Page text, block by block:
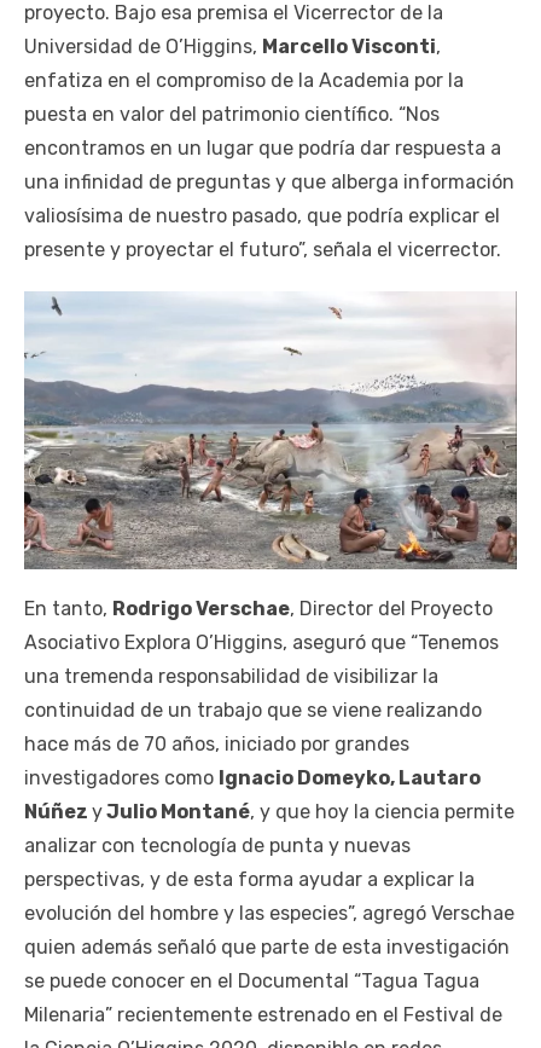
proyecto. Bajo esa premisa el Vicerrector de la
Universidad de O’Higgins, Marcello Visconti,
enfatiza en el compromiso de la Academia por la
puesta en valor del patrimonio científico. “Nos
encontramos en un lugar que podría dar respuesta a
una infinidad de preguntas y que alberga información
valiosísima de nuestro pasado, que podría explicar el
presente y proyectar el futuro”, señala el vicerrector.
En tanto, Rodrigo Verschae, Director del Proyecto
Asociativo Explora O’Higgins, aseguró que “Tenemos
una tremenda responsabilidad de visibilizar la
continuidad de un trabajo que se viene realizando
hace más de 70 años, iniciado por grandes
investigadores como Ignacio Domeyko, Lautaro
Núñez yJulio Montané, y que hoy la ciencia permite
analizar con tecnología de punta y nuevas
perspectivas, y de esta forma ayudar a explicar la
evolución del hombre y las especies”, agregó Verschae
quien además señaló que parte de esta investigación
se puede conocer en el Documental “Tagua Tagua
Milenaria” recientemente estrenado en el Festival de